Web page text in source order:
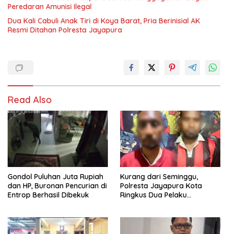
Peredaran Amunisi Ilegal
Dua Kali Cabuli Anak Tiri di Koya Barat, Pria Berinisial AK
Resmi Ditahan Polresta Jayapura
Read Also
Gondol Puluhan Juta Rupiah
dan HP, Buronan Pencurian di
Entrop Berhasil Dibekuk
Kurang dari Seminggu,
Polresta Jayapura Kota
Ringkus Dua Pelaku